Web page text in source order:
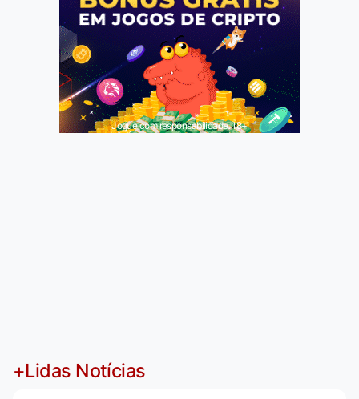
Jogue com responsabilidade. 18+
+Lidas Notícias